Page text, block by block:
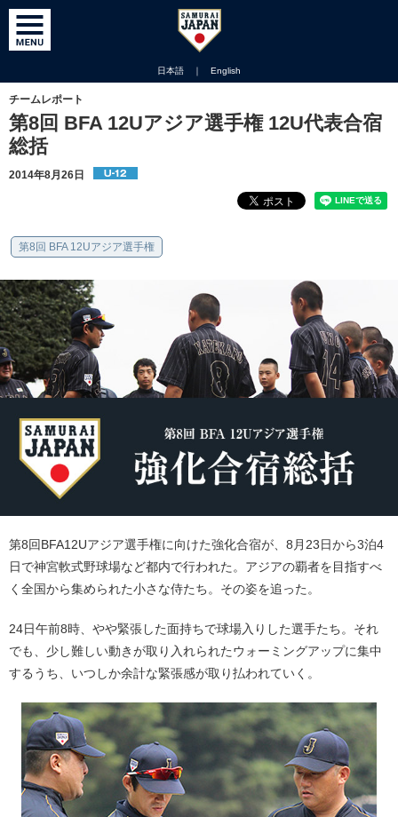
日本語 ｜ English
チームレポート
第8回 BFA 12Uアジア選手権 12U代表合宿
総括
2014年8月26日
第8回 BFA 12Uアジア選手権
第8回BFA12Uアジア選手権に向けた強化合宿が、8月23日から3泊4
日で神宮軟式野球場など都内で行われた。アジアの覇者を目指すべ
く全国から集められた小さな侍たち。その姿を追った。
24日午前8時、やや緊張した面持ちで球場入りした選手たち。それ
でも、少し難しい動きが取り入れられたウォーミングアップに集中
するうち、いつしか余計な緊張感が取り払われていく。